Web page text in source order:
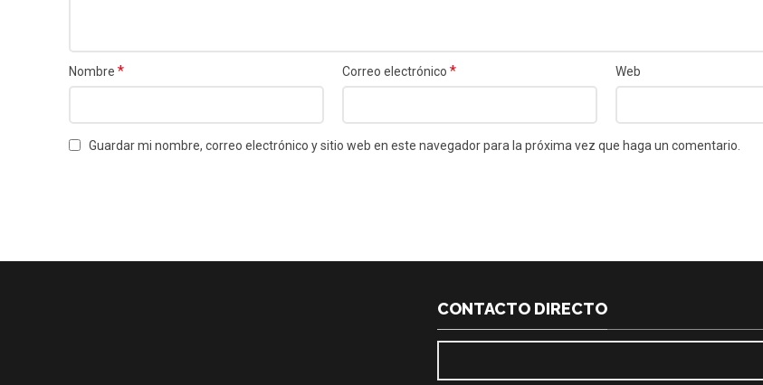
Nombre * Correo electrónico* Web
Guardar mi nombre, correo electrónico y sitio web en este navegador para la próxima vez que haga un comentario.
CONTACTO DIRECTO